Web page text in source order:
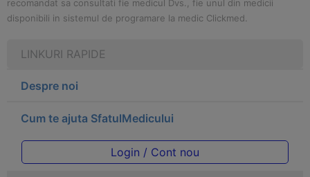
recomandat sa consultati fie medicul Dvs., fie unul din medicii
disponibili in sistemul de programare la medic Clickmed.
LINKURI RAPIDE
Despre noi
Cum te ajuta SfatulMedicului
Login / Cont nou